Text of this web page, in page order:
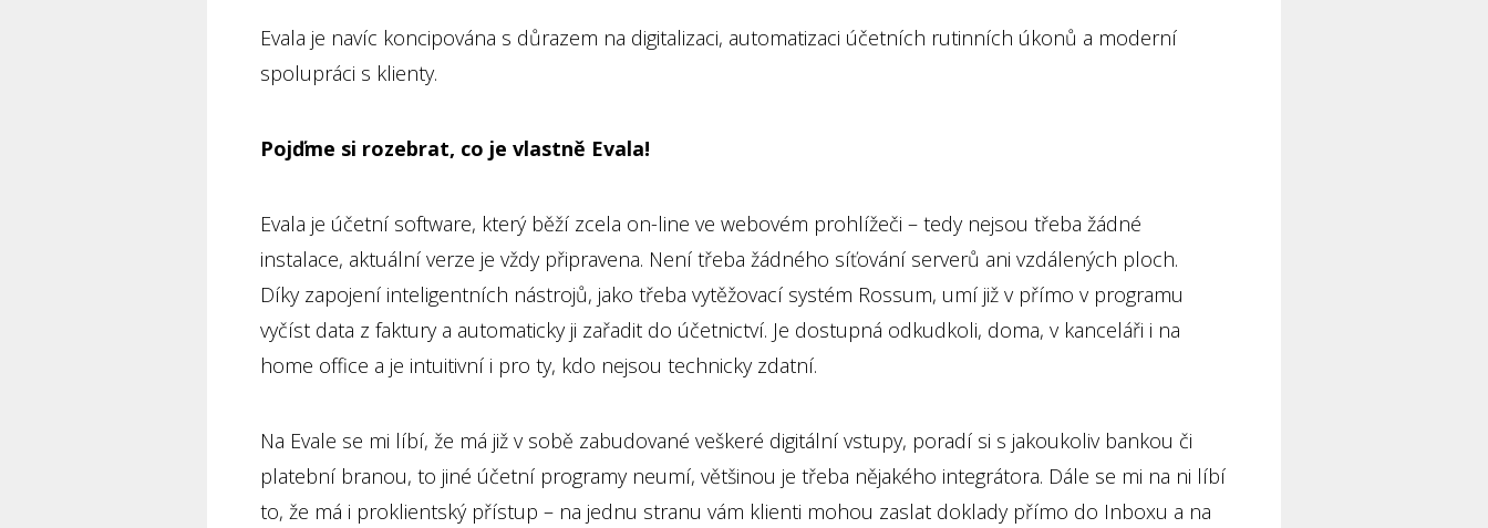
Evala je navíc koncipována s důrazem na digitalizaci, automatizaci účetních rutinních úkonů a moderní
spolupráci s klienty.
Pojďme si rozebrat, co je vlastně Evala!
Evala je účetní software, který běží zcela on-line ve webovém prohlížeči – tedy nejsou třeba žádné
instalace, aktuální verze je vždy připravena. Není třeba žádného síťování serverů ani vzdálených ploch.
Díky zapojení inteligentních nástrojů, jako třeba vytěžovací systém Rossum, umí již v přímo v programu
vyčíst data z faktury a automaticky ji zařadit do účetnictví. Je dostupná odkudkoli, doma, v kanceláři i na
home office a je intuitivní i pro ty, kdo nejsou technicky zdatní.
Na Evale se mi líbí, že má již v sobě zabudované veškeré digitální vstupy, poradí si s jakoukoliv bankou či
platební branou, to jiné účetní programy neumí, většinou je třeba nějakého integrátora. Dále se mi na ni líbí
to, že má i proklientský přístup – na jednu stranu vám klienti mohou zaslat doklady přímo do Inboxu a na